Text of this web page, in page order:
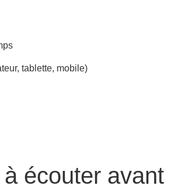
tablette, mobile)
à écouter avant